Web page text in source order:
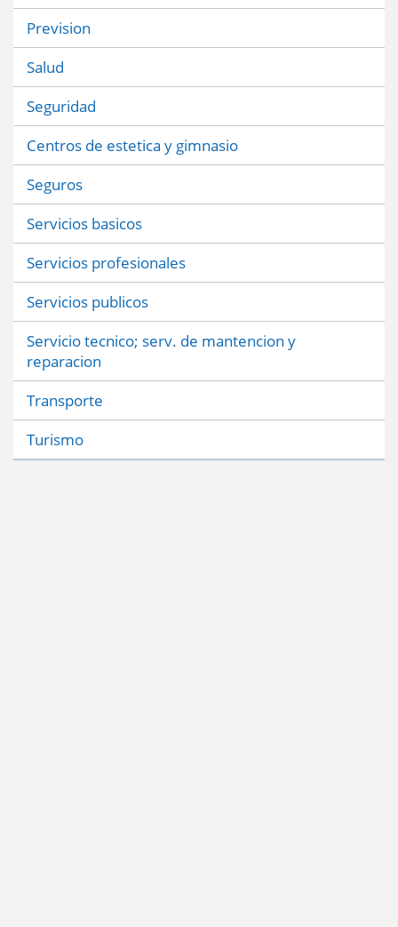
Prevision
Salud
Seguridad
Centros de estetica y gimnasio
Seguros
Servicios basicos
Servicios profesionales
Servicios publicos
Servicio tecnico; serv. de mantencion y
reparacion
Transporte
Turismo